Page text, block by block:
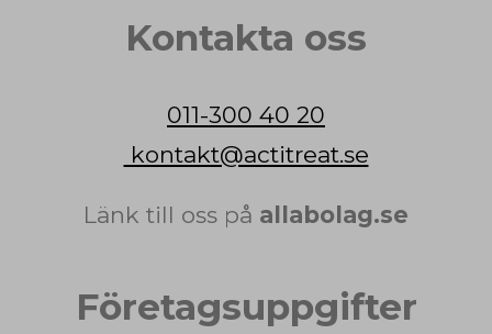
Kontakta oss
011-300 40 20
kontakt@actitreat.se
Länk till oss på allabolag.se
Företagsuppgifter